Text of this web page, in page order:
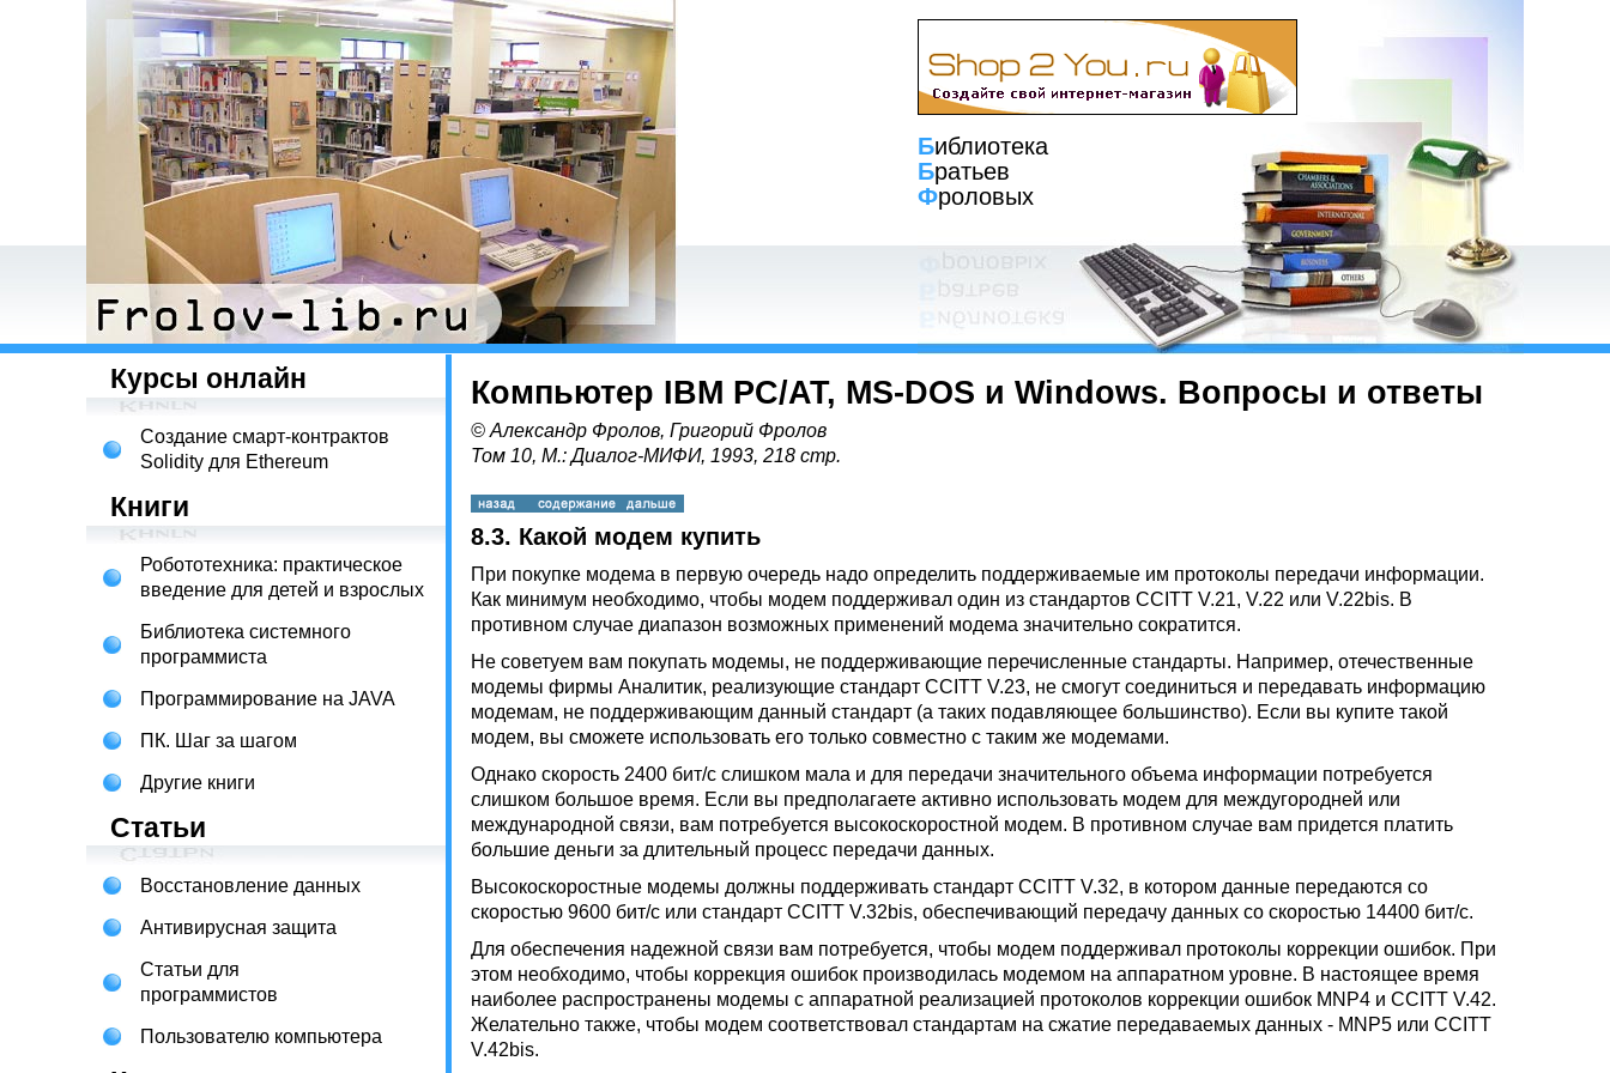
Библиотека
Братьев
Фроловых
Курсы онлайн
Создание смарт-контрактов
Solidity для Ethereum
Книги
Робототехника: практическое
введение для детей и взрослых
Библиотека системного
программиста
Программирование на JAVA
ПК. Шаг за шагом
Другие книги
Статьи
Восстановление данных
Антивирусная защита
Статьи для
программистов
Пользователю компьютера
Компьютер IBM PC/AT, MS-DOS и Windows. Вопросы и ответы
© Александр Фролов, Григорий Фролов
Том 10, М.: Диалог-МИФИ, 1993, 218 стр.
8.3. Какой модем купить
При покупке модема в первую очередь надо определить поддерживаемые им протоколы передачи информации.
Как минимум необходимо, чтобы модем поддерживал один из стандартов CCITT V.21, V.22 или V.22bis. В
противном случае диапазон возможных применений модема значительно сократится.
Не советуем вам покупать модемы, не поддерживающие перечисленные стандарты. Например, отечественные
модемы фирмы Аналитик, реализующие стандарт CCITT V.23, не смогут соединиться и передавать информацию
модемам, не поддерживающим данный стандарт (а таких подавляющее большинство). Если вы купите такой
модем, вы сможете использовать его только совместно с таким же модемами.
Однако скорость 2400 бит/с слишком мала и для передачи значительного объема информации потребуется
слишком большое время. Если вы предполагаете активно использовать модем для междугородней или
международной связи, вам потребуется высокоскоростной модем. В противном случае вам придется платить
большие деньги за длительный процесс передачи данных.
Высокоскоростные модемы должны поддерживать стандарт CCITT V.32, в котором данные передаются со
скоростью 9600 бит/с или стандарт CCITT V.32bis, обеспечивающий передачу данных со скоростью 14400 бит/с.
Для обеспечения надежной связи вам потребуется, чтобы модем поддерживал протоколы коррекции ошибок. При
этом необходимо, чтобы коррекция ошибок производилась модемом на аппаратном уровне. В настоящее время
наиболее распространены модемы с аппаратной реализацией протоколов коррекции ошибок MNP4 и CCITT V.42.
Желательно также, чтобы модем соответствовал стандартам на сжатие передаваемых данных - MNP5 или CCITT
V.42bis.